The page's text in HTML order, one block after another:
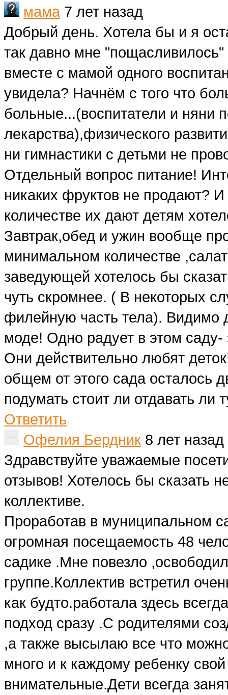
мама 7 лет назад
Добрый день. Хотела бы и я
так давно мне
вместе с мамой одного
увидела? Начнём с того что
больные...(воспитатели и няни
лекарства),физического
ни гимнастики с детьми не
Отдельный вопрос питание!
никаких фруктов не продают?
количестве их дают детям
Завтрак,обед и ужин вообще
минимальном количестве
заведующей хотелось бы
чуть скромнее. ( В некоторых
филейную часть тела). Видимо
моде! Одно радует в этом саду-
Они действительно любят
общем от этого сада осталось
подумать стоит ли отдавать ли
Ответить
Офелия Бердник 8 лет назад
Здравствуйте уважаемые
отзывов! Хотелось бы сказать
коллективе.
Проработав в муниципальном
огромная посещаемость 48
садике .Мне повезло
группе.Коллектив встретил
как будто.работала здесь
подход сразу .С родителями
,а также высылаю все что
много и к каждому ребенку
внимательные.Дети всегда